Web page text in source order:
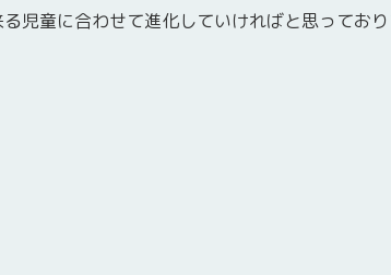
児童に合わせて進化していければと思ってお